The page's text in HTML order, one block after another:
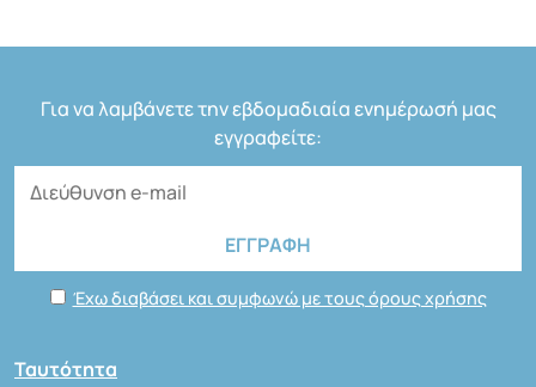
Για να λαμβάνετε την εβδομαδιαία ενημέρωσή μας
εγγραφείτε:
Έχω διαβάσει και συμφωνώ με τους όρους χρήσης
Ταυτότητα